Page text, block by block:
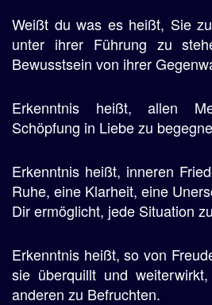
Weißt du was es heißt, Sie
unter ihrer Führung zu
Bewusstsein von ihrer
Erkenntnis heißt, allen
Schöpfung in Liebe zu
Erkenntnis heißt, inneren
Ruhe, eine Klarheit, eine
Dir ermöglicht, jede Situation
Erkenntnis heißt, so von
sie überquillt und
anderen zu Befruchten.